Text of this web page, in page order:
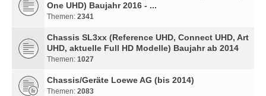
One UHD) Baujahr 2016 - ...
Themen: 2341
Chassis SL3xx (Reference UHD, Connect UHD, Art
UHD, aktuelle Full HD Modelle) Baujahr ab 2014
Themen: 1027
Chassis/Geräte Loewe AG (bis 2014)
Themen: 2083